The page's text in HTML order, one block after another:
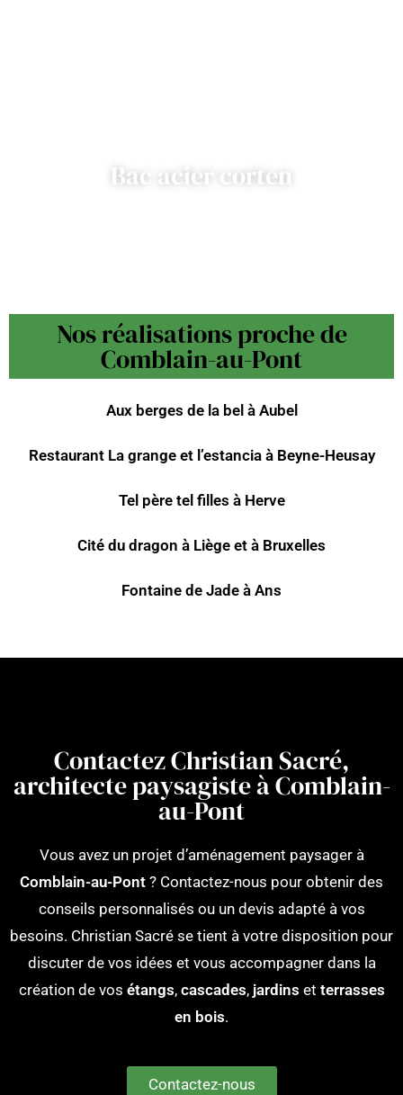
Bac acier corten
Nos réalisations proche de
Comblain-au-Pont
Aux berges de la bel à Aubel
Restaurant La grange et l’estancia à Beyne-Heusay
Tel père tel filles à Herve
Cité du dragon à Liège et à Bruxelles
Fontaine de Jade à Ans
Contactez Christian Sacré,
architecte paysagiste à Comblain-
au-Pont
Vous avez un projet d’aménagement paysager à
Comblain-au-Pont ? Contactez-nous pour obtenir des
conseils personnalisés ou un devis adapté à vos
besoins. Christian Sacré se tient à votre disposition pour
discuter de vos idées et vous accompagner dans la
création de vos étangs, cascades, jardins et terrasses
en bois.
Contactez-nous